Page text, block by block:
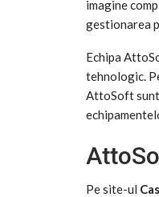
imagine
gestionarea
Echipa
tehnologic.
AttoSoft sunt
Pe site-ul